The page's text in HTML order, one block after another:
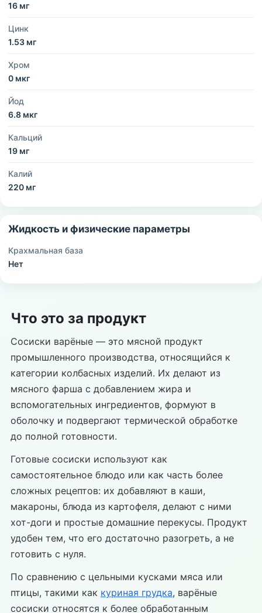
16 мг
Цинк
1.53 мг
Хром
0 мкг
Йод
6.8 мкг
Кальций
19 мг
Калий
220 мг
Жидкость и физические параметры
Крахмальная база
Нет
Что это за продукт
Сосиски варёные — это мясной продукт
промышленного производства, относящийся к
категории колбасных изделий. Их делают из
мясного фарша с добавлением жира и
вспомогательных ингредиентов, формуют в
оболочку и подвергают термической обработке
до полной готовности.
Готовые сосиски используют как
самостоятельное блюдо или как часть более
сложных рецептов: их добавляют в каши,
макароны, блюда из картофеля, делают с ними
хот-доги и простые домашние перекусы. Продукт
удобен тем, что его достаточно разогреть, а не
готовить с нуля.
По сравнению с цельными кусками мяса или
птицы, такими как куриная грудка, варёные
сосиски относятся к более обработанным